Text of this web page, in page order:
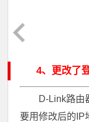
4、更改了
D-Link路由
要用修改后的IP